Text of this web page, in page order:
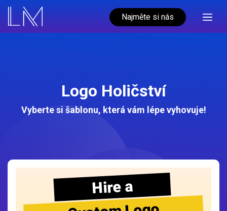
Najměte si nás
Logo Holičství
Vyberte si šablonu, která vám lépe vyhovuje!
Hire a